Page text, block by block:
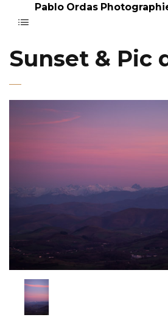
Pablo Ordas
Sunset & Pic